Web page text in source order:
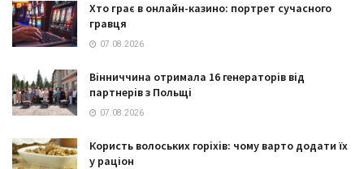
Хто грає в онлайн-казино: портрет сучасного
гравця
07.08.2026
Вінниччина отримала 16 генераторів від
партнерів з Польщі
07.08.2026
Користь волоських горіхів: чому варто додати їх
у раціон